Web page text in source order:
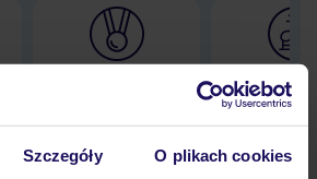
Szczegóły O plikach cookies
Największe biuro
30 lat w